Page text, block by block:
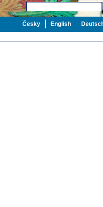
English
Česky